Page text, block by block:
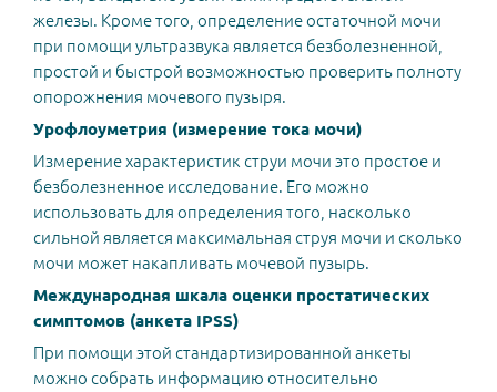
железы. Кроме того, определение остаточной мочи
при помощи ультразвука является безболезненной,
простой и быстрой возможностью проверить полноту
опорожнения мочевого пузыря.
Урофлоуметрия (измерение тока мочи)
Измерение характеристик струи мочи это простое и
безболезненное исследование. Его можно
использовать для определения того, насколько
сильной является максимальная струя мочи и сколько
мочи может накапливать мочевой пузырь.
Международная шкала оценки простатических
симптомов (анкета IPSS)
При помощи этой стандартизированной анкеты
можно собрать информацию относительно